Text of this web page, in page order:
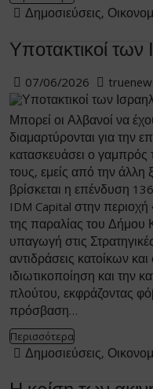
Δημοσιεύσεις,
Υποτακτικοί
07/06/2026
Μπορεί οι Αλβανοί να
διαμαρτύρονται για την
κατασκευάσει ο
τους, εμείς από την
βρίσκεται η επένδυση
IDM Capital στην
της παραλίας του Δήμου
υπαγωγή στις
αντιδράσεις κατοίκων
ιδιωτικοποίηση και την
πλούτου, εκφράζοντας
πρόσβαση…
Περισσότερα
Δημοσιεύσεις,